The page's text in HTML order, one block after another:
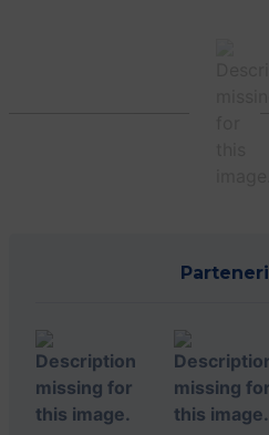
Parteneri